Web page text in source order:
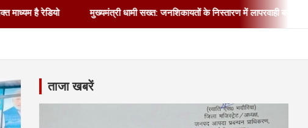
मुख्यमंत्री धामी सख्त: जनशिकायतों के निस्तारण में लापरवाही बर्दाश्त नहीं, हर सोमवार
ताजा खबरें